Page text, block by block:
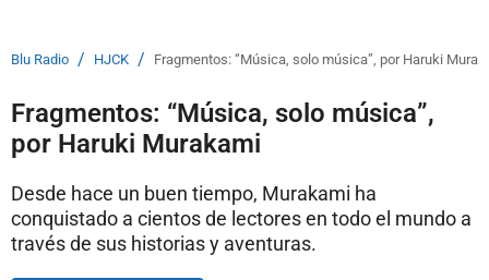
Blu Radio / HJCK / Fragmentos: “Música, solo música”, por Haruki
Fragmentos: “Música, solo música”,
por Haruki Murakami
Desde hace un buen tiempo, Murakami ha
conquistado a cientos de lectores en todo el mundo a
través de sus historias y aventuras.